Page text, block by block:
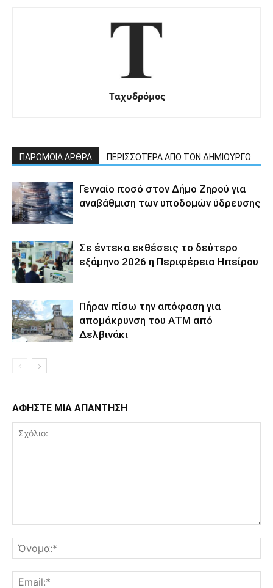
Ταχυδρόμος
ΠΑΡΟΜΟΙΑ ΑΡΘΡΑ ΠΕΡΙΣΣΟΤΕΡΑ ΑΠΟ ΤΟΝ ΔΗΜΙΟΥΡΓΟ
Γενναίο ποσό στον Δήμο Ζηρού για
αναβάθμιση των υποδομών ύδρευσης
Σε έντεκα εκθέσεις το δεύτερο
εξάμηνο 2026 η Περιφέρεια Ηπείρου
Πήραν πίσω την απόφαση για
απομάκρυνση του ΑΤΜ από
Δελβινάκι
ΑΦΗΣΤΕ ΜΙΑ ΑΠΑΝΤΗΣΗ